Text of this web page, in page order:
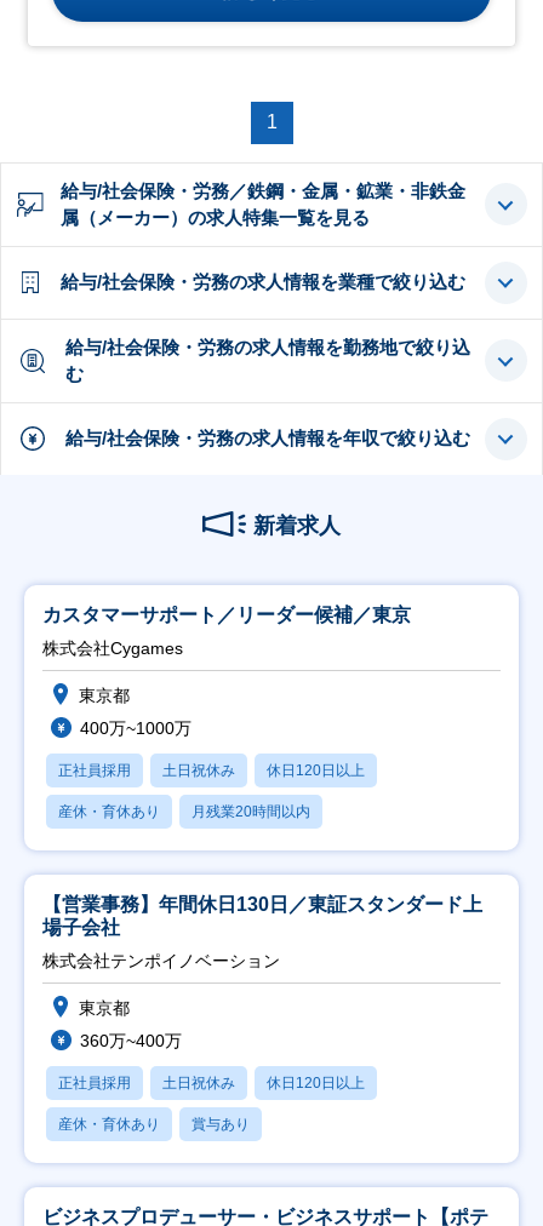
1
給与/社会保険・労務／鉄鋼・金属・鉱業・非鉄金
属（メーカー）の求人特集一覧を見る
給与/社会保険・労務の求人情報を業種で絞り込む
給与/社会保険・労務の求人情報を勤務地で絞り込
む
給与/社会保険・労務の求人情報を年収で絞り込む
新着求人
カスタマーサポート／リーダー候補／東京
株式会社Cygames
東京都
400万~1000万
正社員採用 土日祝休み 休日120日以上
産休・育休あり 月残業20時間以内
【営業事務】年間休日130日／東証スタンダード上
場子会社
株式会社テンポイノベーション
東京都
360万~400万
正社員採用 土日祝休み 休日120日以上
産休・育休あり 賞与あり
ビジネスプロデューサー・ビジネスサポート【ポテ